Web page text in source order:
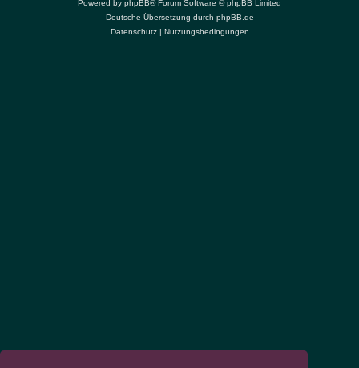
Powered by phpBB® Forum Software © phpBB Limited
Deutsche Übersetzung durch phpBB.de
Datenschutz| Nutzungsbedingungen